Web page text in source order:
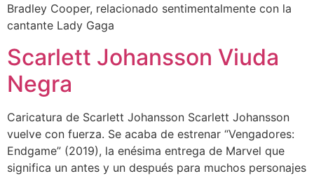
Bradley Cooper, relacionado sentimentalmente con la
cantante Lady Gaga
Scarlett Johansson Viuda
Negra
Caricatura de Scarlett Johansson Scarlett Johansson
vuelve con fuerza. Se acaba de estrenar “Vengadores:
Endgame” (2019), la enésima entrega de Marvel que
significa un antes y un después para muchos personajes